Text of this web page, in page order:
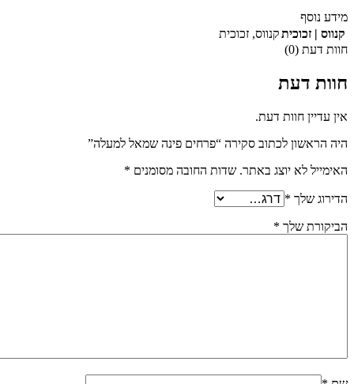
מידע נוסף
קנווס | זכוכיתקנווס, זכוכית
חוות דעת (0)
חוות דעת
אין עדיין חוות דעת.
היה הראשון לכתוב סקירה “פרחים פינה שמאל למעלה”
האימייל לא יוצג באתר. שדות החובה מסומנים *
הדירוג שלך *
הביקורת שלך *